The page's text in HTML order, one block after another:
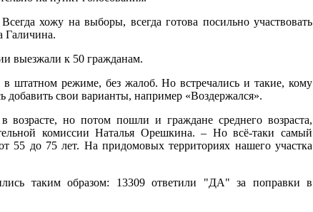
хожу на выборы, всегда готова посильно участвовать
Галичина.
выезжали к 50 гражданам.
штатном режиме, без жалоб. Но встречались и такие, кому
добавить свои варианты, например «Воздержался».
но потом пошли и граждане среднего возраста,
комиссии Наталья Орешкина. – Но всё-таки самый
55 до 75 лет. На придомовых территориях нашего участка
таким образом: 13309 ответили "ДА" за поправки в